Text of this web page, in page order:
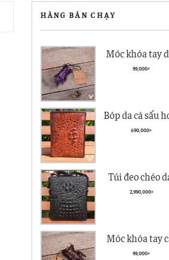
HÀNG BÁN CHẠY
Móc khóa tay
cá sấu giá rẻ
99,000₫
Bóp da cá sấu
cà giá rẻ BCS05
690,000₫
Túi đeo chéo
nam Vân Cá Sấu
2,990,000₫
Móc khóa tay
sấu Hà Nội giá rẻ
99,000₫